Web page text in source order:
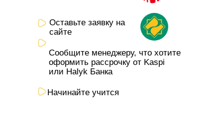
Сообщите менеджеру, что хотите
оформить рассрочку от Kaspi
или Halyk Банка
Начинайте учится
Оставьте заявку на
сайте